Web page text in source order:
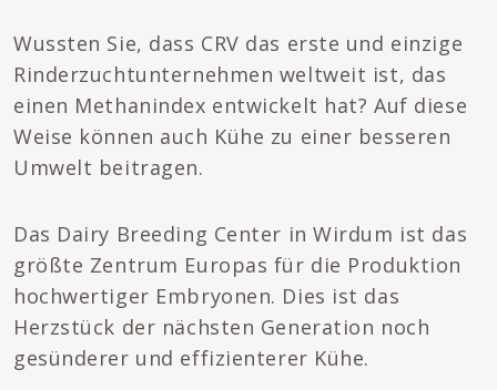
Wussten Sie, dass CRV das erste und einzige
Rinderzuchtunternehmen weltweit ist, das
einen Methanindex entwickelt hat? Auf diese
Weise können auch Kühe zu einer besseren
Umwelt beitragen.
Das Dairy Breeding Center in Wirdum ist das
größte Zentrum Europas für die Produktion
hochwertiger Embryonen. Dies ist das
Herzstück der nächsten Generation noch
gesünderer und effizienterer Kühe.